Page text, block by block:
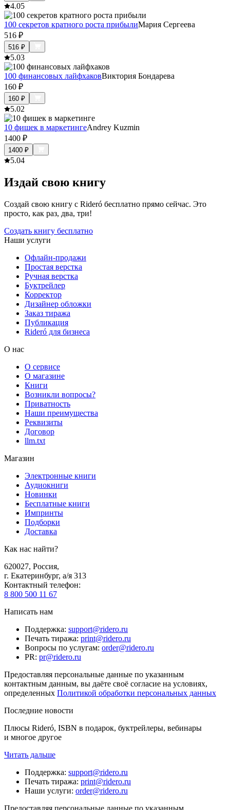
4.05
100 секретов кратного роста прибылиМария Сергеева
516 ₽
516 ₽
5.03
100 финансовых лайфхаковВиктория Бондарева
160 ₽
160 ₽
5.02
10 фишек в маркетингеAndrey Kuzmin
1400 ₽
1400 ₽
5.04
Издай свою книгу
Создай свою книгу с Rideró бесплатно прямо сейчас. Это
просто, как раз, два, три!
Создать книгу бесплатно
Наши услуги
Офлайн-продажи
Простая верстка
Ручная верстка
Буктрейлер
Корректор
Дизайнер обложки
Заказ тиража
Публикация
Rideró для бизнеса
О нас
О сервисе
О магазине
Книги
Возникли вопросы?
Приватность
Наши преимущества
Реквизиты
Договор
llm.txt
Магазин
Электронные книги
Аудиокниги
Новинки
Бесплатные книги
Импринты
Подборки
Доставка
Как нас найти?
620027, Россия,
г. Екатеринбург, а/я 313
Контактный телефон:
8 800 500 11 67
Написать нам
Поддержка: support@ridero.ru
Печать тиража: print@ridero.ru
Вопросы по услугам: order@ridero.ru
PR: pr@ridero.ru
Предоставляя персональные данные по указанным
контактным данным, вы даёте своё согласие на условиях,
определенных Политикой обработки персональных данных
Последние новости
Плюсы Rideró, ISBN в подарок, буктрейлеры, вебинары
и многое другое
Читать дальше
Поддержка: support@ridero.ru
Печать тиража: print@ridero.ru
Наши услуги: order@ridero.ru
Предоставляя персональные данные по указанным